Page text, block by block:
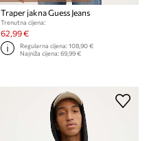
Traper jakna Guess Jeans
Trenutna cijena:
62,99 €
Regularna cijena:108,90 €
Najniža cijena:69,99 €